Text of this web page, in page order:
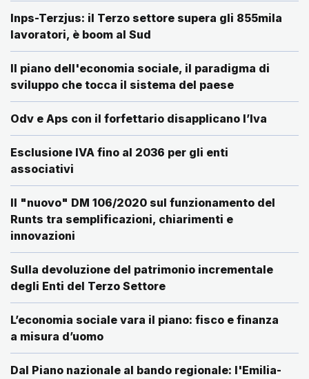
Inps-Terzjus: il Terzo settore supera gli 855mila
lavoratori, è boom al Sud
Il piano dell'economia sociale, il paradigma di
sviluppo che tocca il sistema del paese
Odv e Aps con il forfettario disapplicano l’Iva
Esclusione IVA fino al 2036 per gli enti
associativi
Il "nuovo" DM 106/2020 sul funzionamento del
Runts tra semplificazioni, chiarimenti e
innovazioni
Sulla devoluzione del patrimonio incrementale
degli Enti del Terzo Settore
L’economia sociale vara il piano: fisco e finanza
a misura d’uomo
Dal Piano nazionale al bando regionale: l'Emilia-